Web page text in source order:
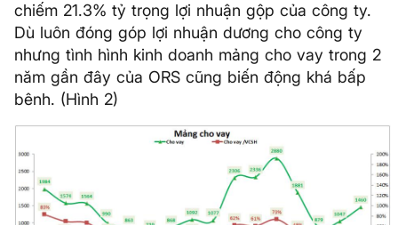
chiếm 21.3% tỷ trọng lợi nhuận gộp của công ty.
Dù luôn đóng góp lợi nhuận dương cho công ty
nhưng tình hình kinh doanh mảng cho vay trong 2
năm gần đây của ORS cũng biến động khá bấp
bênh. (Hình 2)